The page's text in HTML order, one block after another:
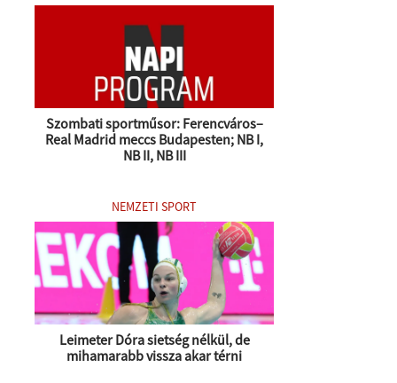
Szombati sportműsor: Ferencváros–
Real Madrid meccs Budapesten; NB I,
NB II, NB III
NEMZETI SPORT
Leimeter Dóra sietség nélkül, de
mihamarabb vissza akar térni